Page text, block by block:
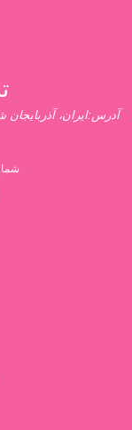
آدرس:ایران، آذربایجان